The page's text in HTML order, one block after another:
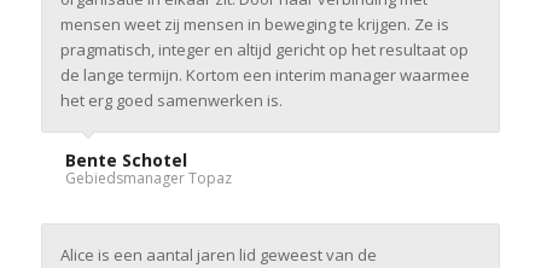
mensen weet zij mensen in beweging te krijgen. Ze is
pragmatisch, integer en altijd gericht op het resultaat op
de lange termijn. Kortom een interim manager waarmee
het erg goed samenwerken is.
Bente Schotel
Gebiedsmanager Topaz
Alice is een aantal jaren lid geweest van de